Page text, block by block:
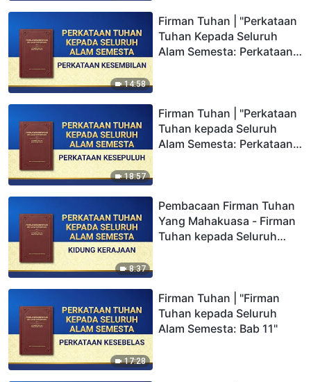
14:58
Firman Tuhan | "Perkataan
Tuhan Kepada Seluruh
Alam Semesta: Perkataan
18:57
Firman Tuhan | "Perkataan
Tuhan kepada Seluruh
Alam Semesta: Perkataan
8:37
Pembacaan Firman Tuhan
Yang Mahakuasa - Firman
Tuhan kepada Seluruh
17:28
Firman Tuhan | "Firman
Tuhan kepada Seluruh
Alam Semesta: Bab 11"